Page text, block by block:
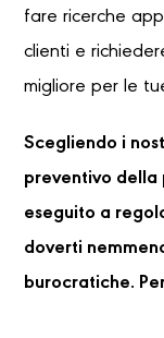
fare ricerche
clienti e
migliore per le
Scegliendo i
preventivo della
eseguito a
doverti
burocratiche.